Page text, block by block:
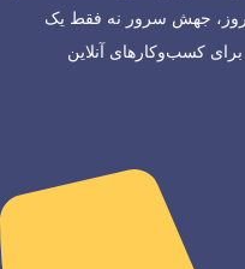
جهش سرور نه فقط یک
کسب‌وکارهای آنلاین